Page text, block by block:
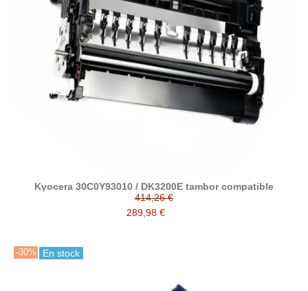
Kyocera 30C0Y93010 / DK3200E tambor compatible
414,26 €
289,98 €
-30% En stock